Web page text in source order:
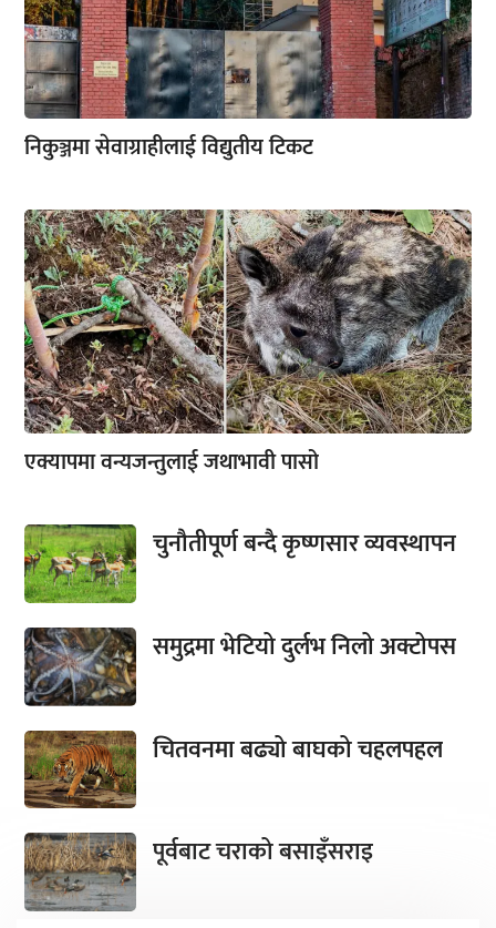
निकुञ्जमा सेवाग्राहीलाई विद्युतीय टिकट
एक्यापमा वन्यजन्तुलाई जथाभावी पासो
चुनौतीपूर्ण बन्दै कृष्णसार व्यवस्थापन
समुद्रमा भेटियो दुर्लभ निलो अक्टोपस
चितवनमा बढ्यो बाघको चहलपहल
पूर्वबाट चराको बसाइँसराइ